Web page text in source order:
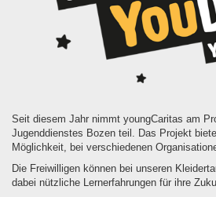
Seit diesem Jahr nimmt youngCaritas am
Jugenddienstes Bozen teil. Das Projekt
Möglichkeit, bei verschiedenen
Die Freiwilligen können bei unseren
dabei nützliche Lernerfahrungen für ihre